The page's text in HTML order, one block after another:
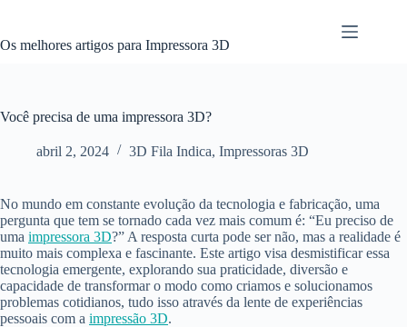
o
Os melhores artigos para Impressora 3D
Você precisa de uma impressora 3D?
abril 2, 2024 3D Fila Indica, Impressoras 3D
No mundo em constante evolução da tecnologia e fabricação, uma
pergunta que tem se tornado cada vez mais comum é: “Eu preciso de
uma impressora 3D?” A resposta curta pode ser não, mas a realidade é
muito mais complexa e fascinante. Este artigo visa desmistificar essa
tecnologia emergente, explorando sua praticidade, diversão e
capacidade de transformar o modo como criamos e solucionamos
problemas cotidianos, tudo isso através da lente de experiências
pessoais com a impressão 3D.